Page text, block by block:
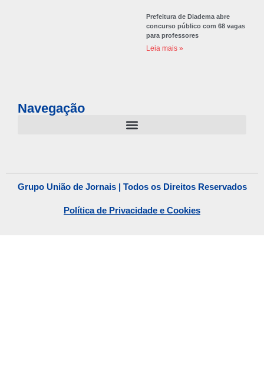
Prefeitura de Diadema abre
concurso público com 68 vagas
para professores
Leia mais »
Navegação
Grupo União de Jornais | Todos os Direitos Reservados
Política de Privacidade e Cookies